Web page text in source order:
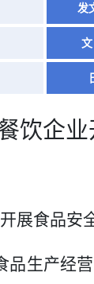
发
饮企
展食品安
生产经